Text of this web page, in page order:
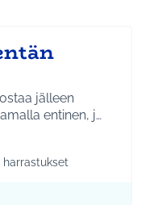
jälleen
metsittymisen jäljiltä. Samalla entinen, j…
Tuusulan kylät
teeman mukaan:
harrastukset